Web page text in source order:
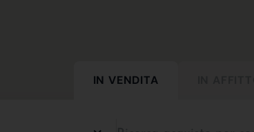
IN VENDITA